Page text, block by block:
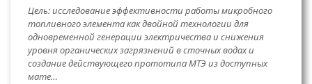
Цель: исследование эффективности работы микробного
топливного элемента как двойной технологии для
одновременной генерации электричества и снижения
уровня органических загрязнений в сточных водах и
создание действующего прототипа МТЭ из доступных
мате…